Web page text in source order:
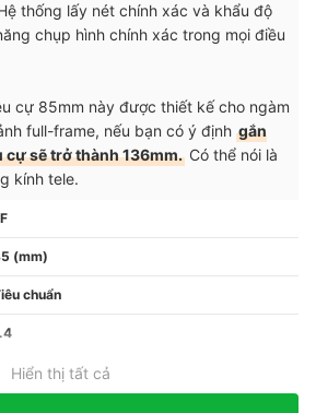
thống lấy nét chính xác và khẩu độ
chụp hình chính xác trong mọi điều
cự 85mm này được thiết kế cho ngàm
full-frame, nếu bạn có ý định gắn
cự sẽ trở thành 136mm. Có thể nói là
kính tele.
(mm)
chuẩn
Hiển thị tất cả